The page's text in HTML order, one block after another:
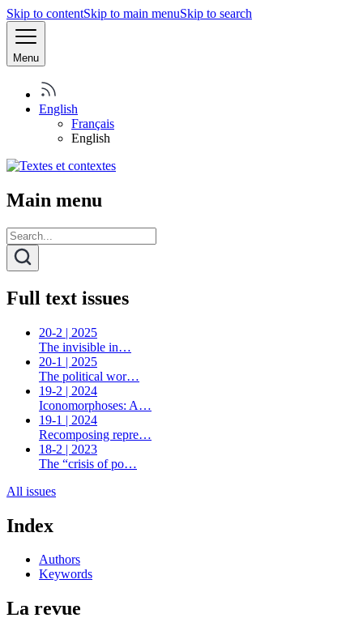
Skip to contentSkip to main menuSkip to search
Menu
English
Français
English
Main menu
Full text issues
20-2 | 2025
The invisible in…
20-1 | 2025
The political wor…
19-2 | 2024
Iconomorphoses: A…
19-1 | 2024
Recomposing repre…
18-2 | 2023
The “crisis of po…
All issues
Index
Authors
Keywords
La revue